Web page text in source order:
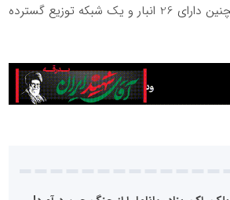
می کند. این شرکت همچنین دارای 26 انبار و یک شبکه توزیع گسترده